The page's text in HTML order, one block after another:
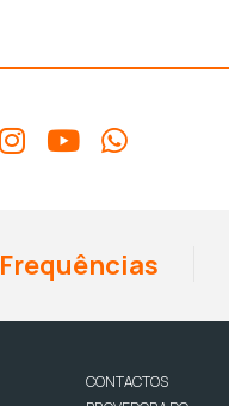
Frequências
CONTACTOS